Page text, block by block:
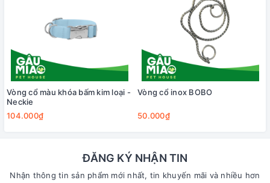
Vòng cổ màu khóa bấm kim loại -
Neckie
104.000₫
Vòng cổ inox BOBO
50.000₫
ĐĂNG KÝ NHẬN TIN
Nhận thông tin sản phẩm mới nhất, tin khuyến mãi và nhiều hơn